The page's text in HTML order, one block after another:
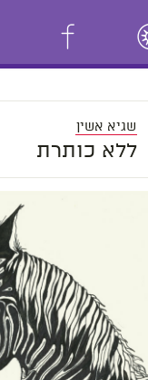
שגיא אשין
ללא כותרת